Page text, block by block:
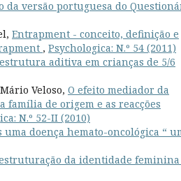
da versão portuguesa do
Entrapment - conceito, definição e
, Psychologica: N.º 54 (2011)
aditiva em crianças de 5/6
Veloso, O efeito mediador da
família de origem e as reacções
N.º 52-II (2010)
uma doença hemato-oncológica “
da identidade feminina